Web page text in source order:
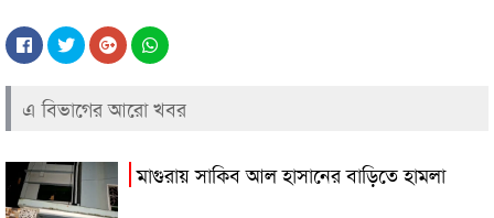
এ বিভাগের আরো খবর
মাগুরায় সাকিব আল হাসানের বাড়িতে হামলা